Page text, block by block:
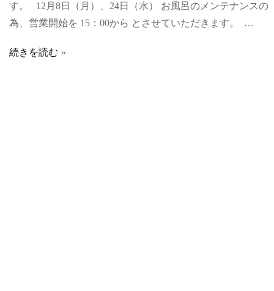
す。 12月8日（月）、24日（水） お風呂のメンテナンスの
為、営業開始を 15：00から とさせていただきます。 …
続きを読む